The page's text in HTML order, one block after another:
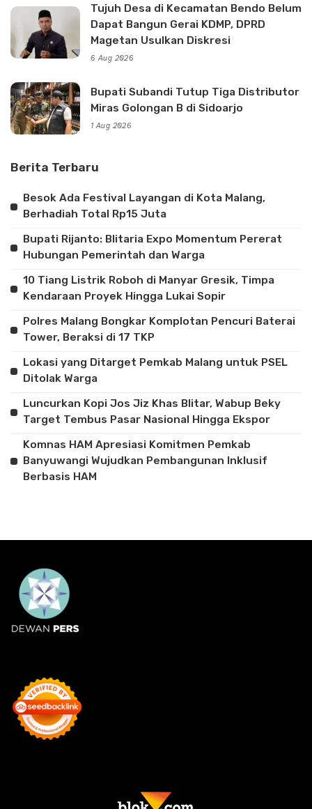
Tujuh Desa di Kecamatan Bendo Belum
Dapat Bangun Gerai KDMP, DPRD
Magetan Usulkan Diskresi
6 Aug 2026
Bupati Subandi Tutup Tiga Distributor
Miras Golongan B di Sidoarjo
1 Aug 2026
Berita Terbaru
Besok Ada Festival Layangan di Kota Malang,
Berhadiah Total Rp15 Juta
Bupati Rijanto: Blitaria Expo Momentum Pererat
Hubungan Pemerintah dan Warga
10 Tiang Listrik Roboh di Manyar Gresik, Timpa
Kendaraan Proyek Hingga Lukai Sopir
Polres Malang Bongkar Komplotan Pencuri Baterai
Tower, Beraksi di 17 TKP
Lokasi yang Ditarget Pemkab Malang untuk PSEL
Ditolak Warga
Luncurkan Kopi Jos Jiz Khas Blitar, Wabup Beky
Target Tembus Pasar Nasional Hingga Ekspor
Komnas HAM Apresiasi Komitmen Pemkab
Banyuwangi Wujudkan Pembangunan Inklusif
Berbasis HAM